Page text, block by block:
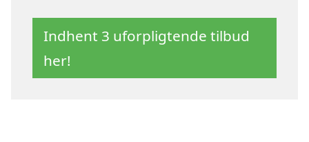
Indhent 3 uforpligtende tilbud
her!